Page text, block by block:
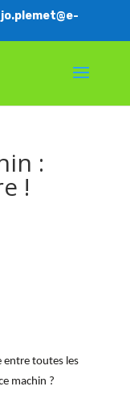
:
!
entre toutes les
machin ?